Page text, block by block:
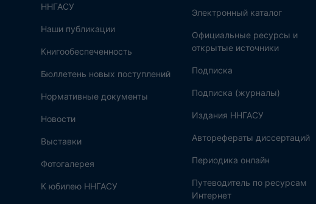
ННГАСУ
Наши публикации
Книгообеспеченность
Бюллетень новых поступлений
Нормативные документы
Новости
Выставки
Фотогалерея
К юбилею ННГАСУ
Электронный каталог
Официальные ресурсы и
открытые источники
Подписка
Подписка (журналы)
Издания ННГАСУ
Авторефераты диссертаций
Периодика онлайн
Путеводитель по ресурсам
Интернет